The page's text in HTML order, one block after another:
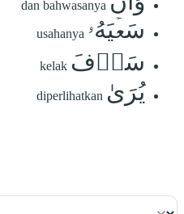
dan bahwasanya
سَعۡيَهُۥ usahanya
سَوۡفَ kelak
يُرَىٰ diperlihatkan